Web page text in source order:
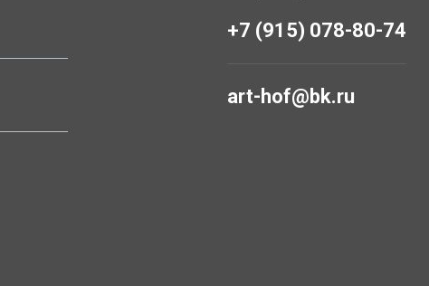
+7 (915) 078-80-74
art-hof@bk.ru